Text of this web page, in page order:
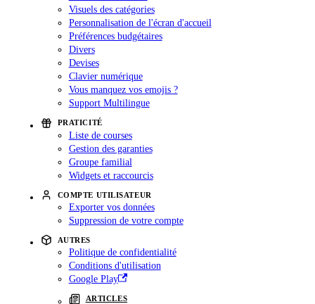
Visuels des catégories
Personnalisation de l'écran d'accueil
Préférences budgétaires
Divers
Devises
Clavier numérique
Vous manquez vos emojis ?
Support Multilingue
PRATICITÉ
Liste de courses
Gestion des garanties
Groupe familial
Widgets et raccourcis
COMPTE UTILISATEUR
Exporter vos données
Suppression de votre compte
AUTRES
Politique de confidentialité
Conditions d'utilisation
Google Play
ARTICLES